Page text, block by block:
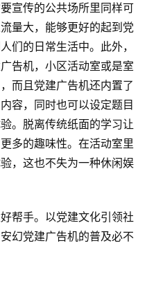
宣传的公共场所里同样可
量大，能够更好的起到党
们的日常生活中。此外，
告机，小区活动室或是室
而且党建广告机还内置了
容，同时也可以设定题目
。脱离传统纸面的学习让
多的趣味性。在活动室里
，这也不失为一种休闲娱
帮手。以党建文化引领社
安幻党建广告机的普及必不